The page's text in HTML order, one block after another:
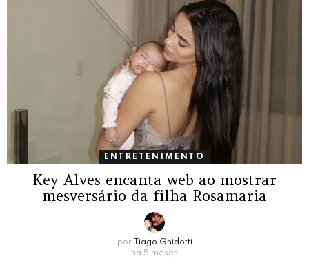
ENTRETENIMENTO
Key Alves encanta web ao mostrar
mesversário da filha Rosamaria
por Tiago Ghidotti
há 5 meses